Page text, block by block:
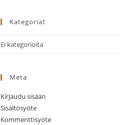
Kategoriat
Ei kategorioita
Meta
Kirjaudu sisään
Sisältösyöte
Kommenttisyöte